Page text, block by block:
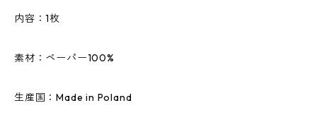
内容：1枚
素材：ペーパー100%
生産国：Made in Poland